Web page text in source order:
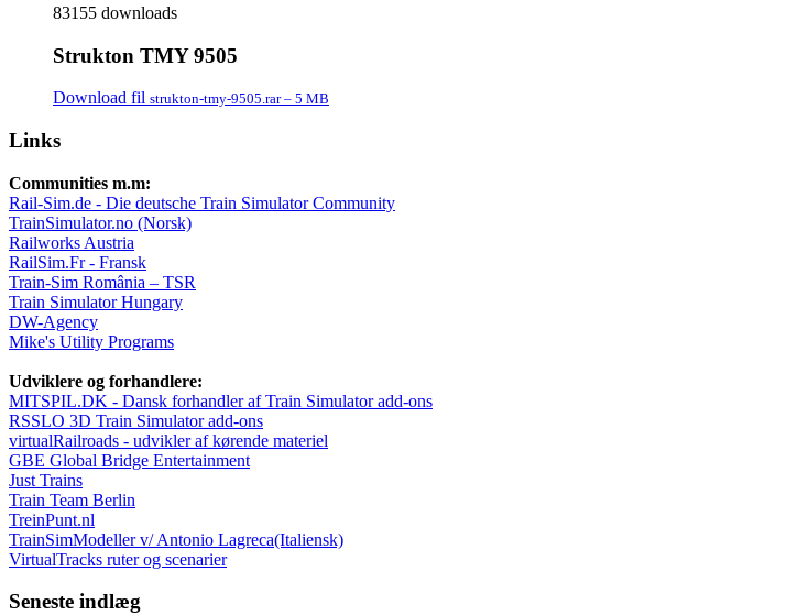
83155 downloads
Strukton TMY 9505
Download fil strukton-tmy-9505.rar – 5 MB
Links
Communities m.m:
Rail-Sim.de - Die deutsche Train Simulator Community
TrainSimulator.no (Norsk)
Railworks Austria
RailSim.Fr - Fransk
Train-Sim România – TSR
Train Simulator Hungary
DW-Agency
Mike's Utility Programs
Udviklere og forhandlere:
MITSPIL.DK - Dansk forhandler af Train Simulator add-ons
RSSLO 3D Train Simulator add-ons
virtualRailroads - udvikler af kørende materiel
GBE Global Bridge Entertainment
Just Trains
Train Team Berlin
TreinPunt.nl
TrainSimModeller v/ Antonio Lagreca(Italiensk)
VirtualTracks ruter og scenarier
Seneste indlæg